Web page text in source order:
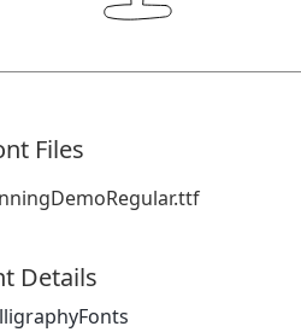
Files
Details